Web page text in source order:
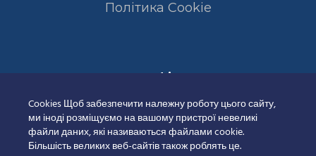
Полiтика Cookie
Сертифікати
Cookies Щоб забезпечити належну роботу цього сайту,
ми іноді розміщуємо на вашому пристрої невеликі
файли даних, які називаються файлами cookie.
Більшість великих веб-сайтів також роблять це.